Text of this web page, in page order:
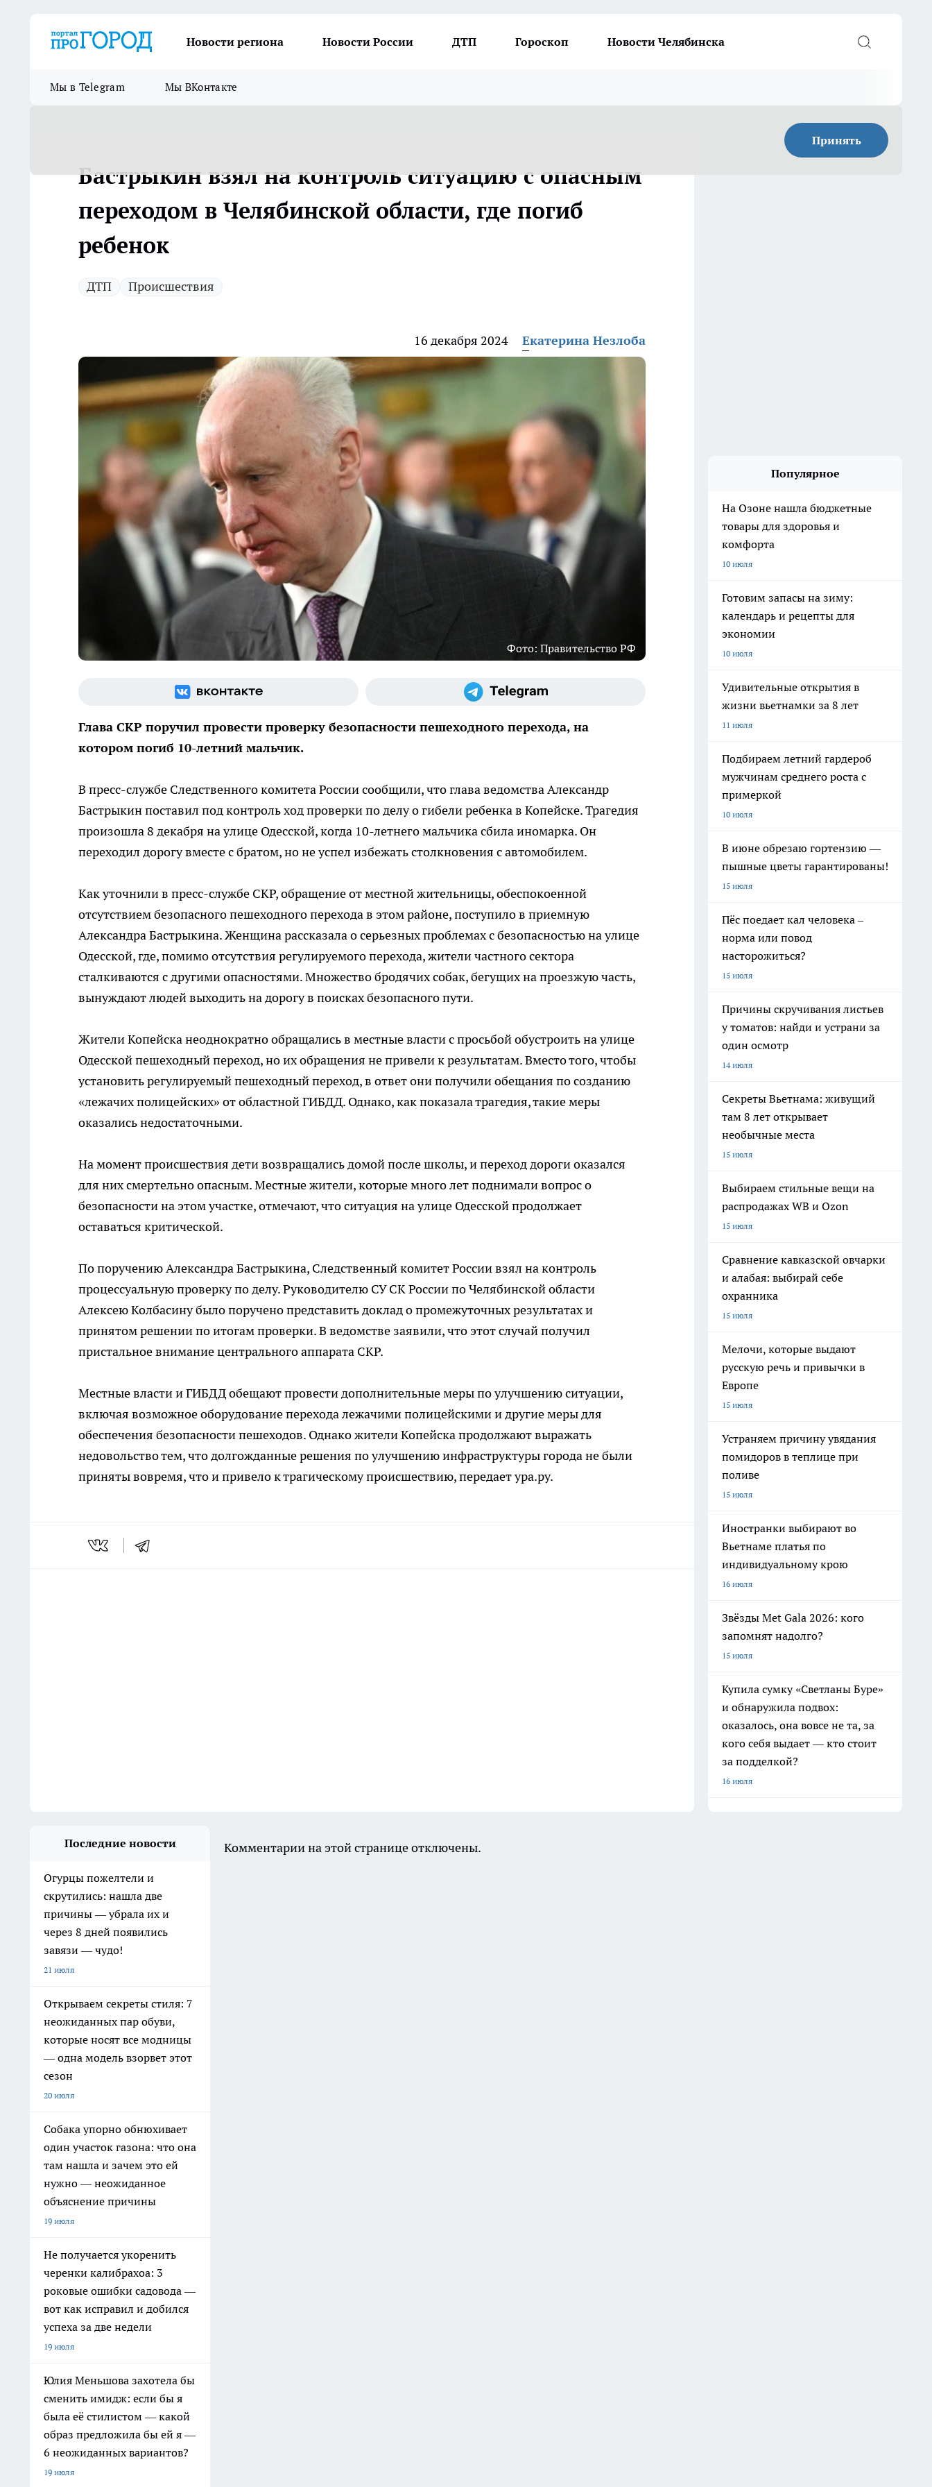
Новости региона Новости России ДТП Гороскоп Новости Челябинска
Мы в Telegram Мы ВКонтакте
Принять
Бастрыкин взял на контроль ситуацию с опасным
переходом в Челябинской области, где погиб
ребенок
ДТП Происшествия
16 декабря 2024 Екатерина Незлоба
Фото: Правительство РФ
Глава СКР поручил провести проверку безопасности пешеходного перехода, на
котором погиб 10-летний мальчик.
В пресс-службе Следственного комитета России сообщили, что глава ведомства Александр
Бастрыкин поставил под контроль ход проверки по делу о гибели ребенка в Копейске. Трагедия
произошла 8 декабря на улице Одесской, когда 10-летнего мальчика сбила иномарка. Он
переходил дорогу вместе с братом, но не успел избежать столкновения с автомобилем.
Как уточнили в пресс-службе СКР, обращение от местной жительницы, обеспокоенной
отсутствием безопасного пешеходного перехода в этом районе, поступило в приемную
Александра Бастрыкина. Женщина рассказала о серьезных проблемах с безопасностью на улице
Одесской, где, помимо отсутствия регулируемого перехода, жители частного сектора
сталкиваются с другими опасностями. Множество бродячих собак, бегущих на проезжую часть,
вынуждают людей выходить на дорогу в поисках безопасного пути.
Жители Копейска неоднократно обращались в местные власти с просьбой обустроить на улице
Одесской пешеходный переход, но их обращения не привели к результатам. Вместо того, чтобы
установить регулируемый пешеходный переход, в ответ они получили обещания по созданию
«лежачих полицейских» от областной ГИБДД. Однако, как показала трагедия, такие меры
оказались недостаточными.
На момент происшествия дети возвращались домой после школы, и переход дороги оказался
для них смертельно опасным. Местные жители, которые много лет поднимали вопрос о
безопасности на этом участке, отмечают, что ситуация на улице Одесской продолжает
оставаться критической.
По поручению Александра Бастрыкина, Следственный комитет России взял на контроль
процессуальную проверку по делу. Руководителю СУ СК России по Челябинской области
Алексею Колбасину было поручено представить доклад о промежуточных результатах и
принятом решении по итогам проверки. В ведомстве заявили, что этот случай получил
пристальное внимание центрального аппарата СКР.
Местные власти и ГИБДД обещают провести дополнительные меры по улучшению ситуации,
включая возможное оборудование перехода лежачими полицейскими и другие меры для
обеспечения безопасности пешеходов. Однако жители Копейска продолжают выражать
недовольство тем, что долгожданные решения по улучшению инфраструктуры города не были
приняты вовремя, что и привело к трагическому происшествию, передает ура.ру.
Популярное
На Озоне нашла бюджетные
товары для здоровья и
комфорта
10 июля
Готовим запасы на зиму:
календарь и рецепты для
экономии
10 июля
Удивительные открытия в
жизни вьетнамки за 8 лет
11 июля
Подбираем летний гардероб
мужчинам среднего роста с
примеркой
10 июля
В июне обрезаю гортензию —
пышные цветы гарантированы!
15 июля
Пёс поедает кал человека –
норма или повод
насторожиться?
15 июля
Причины скручивания листьев
у томатов: найди и устрани за
один осмотр
14 июля
Секреты Вьетнама: живущий
там 8 лет открывает
необычные места
15 июля
Выбираем стильные вещи на
распродажах WB и Ozon
15 июля
Сравнение кавказской овчарки
и алабая: выбирай себе
охранника
15 июля
Мелочи, которые выдают
русскую речь и привычки в
Европе
15 июля
Устраняем причину увядания
помидоров в теплице при
поливе
15 июля
Иностранки выбирают во
Вьетнаме платья по
индивидуальному крою
16 июля
Звёзды Met Gala 2026: кого
запомнят надолго?
15 июля
Купила сумку «Светланы Буре»
и обнаружила подвох:
оказалось, она вовсе не та, за
кого себя выдает — кто стоит
за подделкой?
16 июля
Последние новости
Огурцы пожелтели и
скрутились: нашла две
причины — убрала их и
через 8 дней появились
завязи — чудо!
21 июля
Открываем секреты стиля: 7
неожиданных пар обуви,
которые носят все модницы
— одна модель взорвет этот
сезон
20 июля
Собака упорно обнюхивает
один участок газона: что она
там нашла и зачем это ей
нужно — неожиданное
объяснение причины
19 июля
Не получается укоренить
черенки калибрахоа: 3
роковые ошибки садовода —
вот как исправил и добился
успеха за две недели
19 июля
Юлия Меньшова захотела бы
сменить имидж: если бы я
была её стилистом — какой
образ предложила бы ей я —
6 неожиданных вариантов?
19 июля
Комментарии на этой странице отключены.